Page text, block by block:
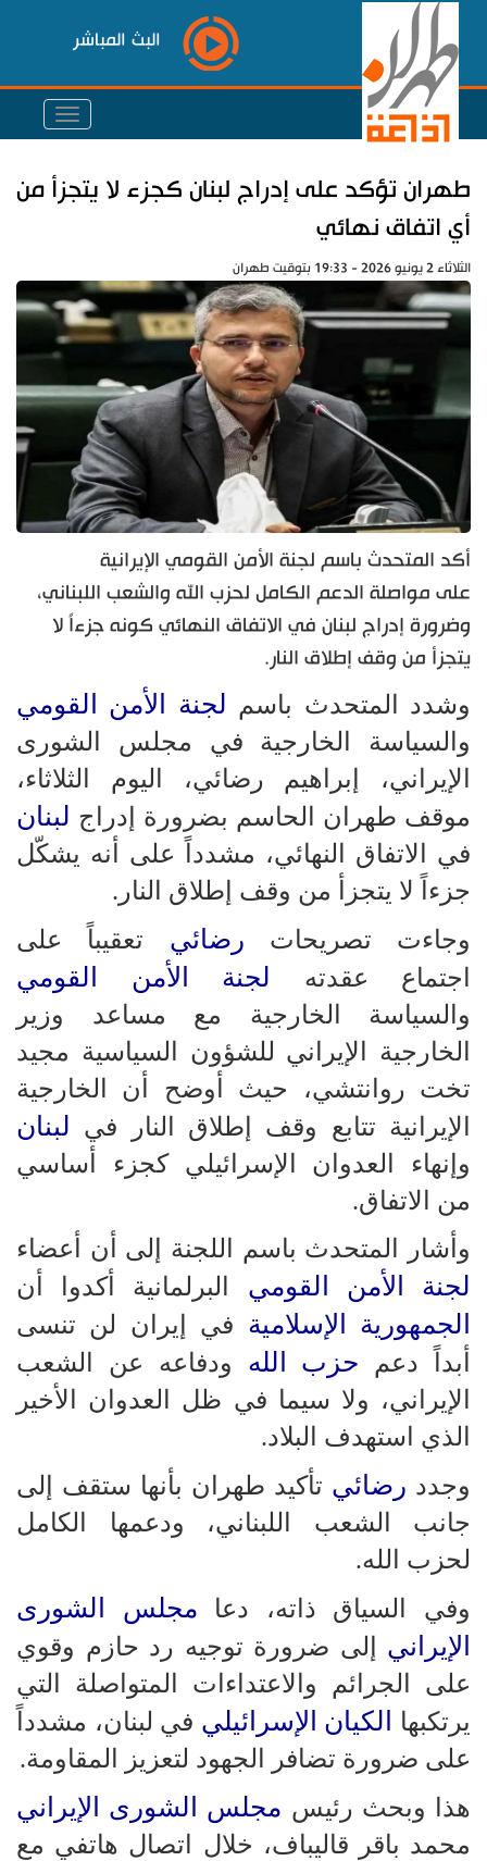
البث المباشر
طهران تؤكد على إدراج لبنان كجزء لا يتجزأ من
أي اتفاق نهائي
الثلاثاء 2 يونيو 2026 - 19:33 بتوقيت طهران
أكد المتحدث باسم لجنة الأمن القومي الإيرانية
على مواصلة الدعم الكامل لحزب الله والشعب اللبناني،
وضرورة إدراج لبنان في الاتفاق النهائي كونه جزءاً لا
يتجزأ من وقف إطلاق النار.
وشدد المتحدث باسم لجنة الأمن القومي
والسياسة الخارجية في مجلس الشورى
الإيراني، إبراهيم رضائي، اليوم الثلاثاء،
موقف طهران الحاسم بضرورة إدراج لبنان
في الاتفاق النهائي، مشدداً على أنه يشكّل
جزءاً لا يتجزأ من وقف إطلاق النار.
وجاءت تصريحات رضائي تعقيباً على
اجتماع عقدته لجنة الأمن القومي
والسياسة الخارجية مع مساعد وزير
الخارجية الإيراني للشؤون السياسية مجيد
تخت روانتشي، حيث أوضح أن الخارجية
الإيرانية تتابع وقف إطلاق النار في لبنان
وإنهاء العدوان الإسرائيلي كجزء أساسي
من الاتفاق.
وأشار المتحدث باسم اللجنة إلى أن أعضاء
لجنة الأمن القومي البرلمانية أكدوا أن
الجمهورية الإسلامية في إيران لن تنسى
أبداً دعم حزب الله ودفاعه عن الشعب
الإيراني، ولا سيما في ظل العدوان الأخير
الذي استهدف البلاد.
وجدد رضائي تأكيد طهران بأنها ستقف إلى
جانب الشعب اللبناني، ودعمها الكامل
لحزب الله.
وفي السياق ذاته، دعا مجلس الشورى
الإيراني إلى ضرورة توجيه رد حازم وقوي
على الجرائم والاعتداءات المتواصلة التي
يرتكبها
الكيان الإسرائيلي في لبنان، مشدداً
على ضرورة تضافر الجهود لتعزيز المقاومة.
هذا وبحث رئيس مجلس الشورى الإيراني
محمد باقر قاليباف، خلال اتصال هاتفي مع